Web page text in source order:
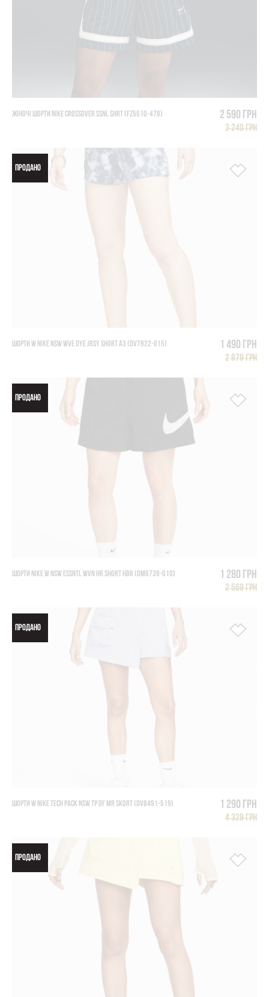
ЖІНОЧІ ШОРТИ NIKE CROSSOVER SSNL SHRT (FZ5510-478) 2 590 грн
3 240 грн
ПРОДАНО
ШОРТИ W NIKE NSW WVE DYE JRSY SHORT A3 (DV7922-015) 1 490 грн
2 979 грн
ПРОДАНО
ШОРТИ NIKE W NSW ESSNTL WVN HR SHORT HBR (DM6739-010) 1 280 грн
2 569 грн
ПРОДАНО
ШОРТИ W NIKE TECH PACK NSW TP DF MR SKORT (DV8491-519) 1 290 грн
4 329 грн
ПРОДАНО